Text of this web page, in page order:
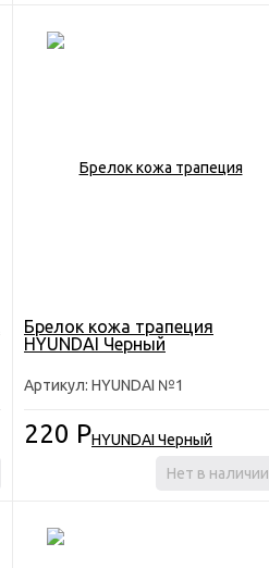
Брелок кожа трапеция
HYUNDAI Черный
Артикул: HYUNDAI №1
220 Р
Нет в наличии